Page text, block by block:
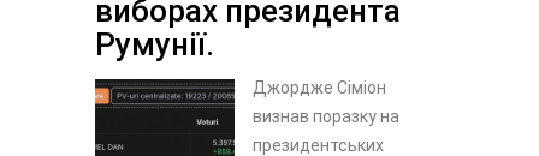
виборах президента
Румунії.
Джордже Сіміон
визнав поразку на
президентських